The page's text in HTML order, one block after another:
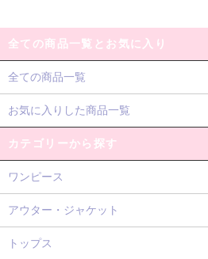
全ての商品一覧とお気に入り
全ての商品一覧
お気に入りした商品一覧
カテゴリーから探す
ワンピース
アウター・ジャケット
トップス